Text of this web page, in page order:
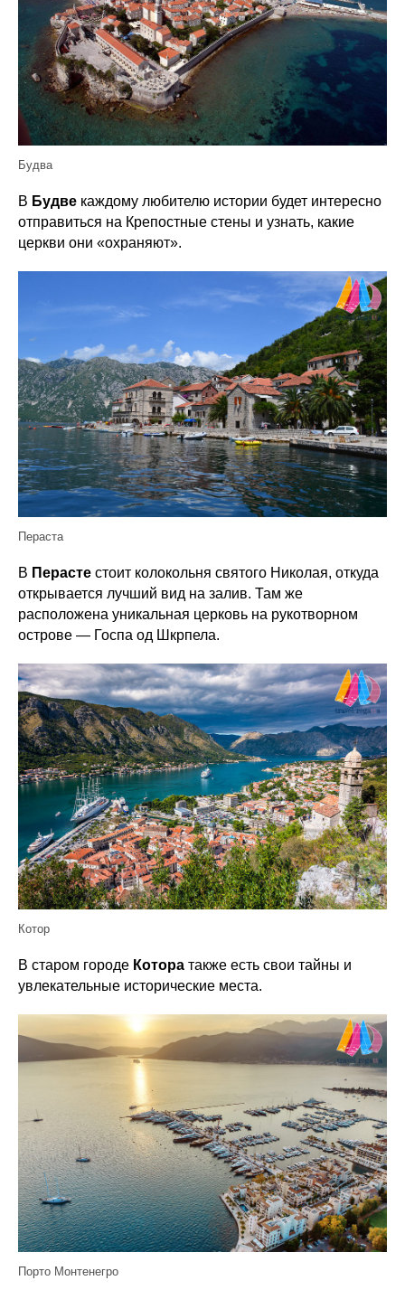
Будва
В Будве каждому любителю истории будет интересно
отправиться на Крепостные стены и узнать, какие
церкви они «охраняют».
Пераста
В Перасте стоит колокольня святого Николая, откуда
открывается лучший вид на залив. Там же
расположена уникальная церковь на рукотворном
острове — Госпа од Шкрпела.
Котор
В старом городе Котора также есть свои тайны и
увлекательные исторические места.
Порто Монтенегро